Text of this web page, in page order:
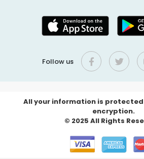
Follow us
All your information is protected
encryption.
© 2025 All Rights